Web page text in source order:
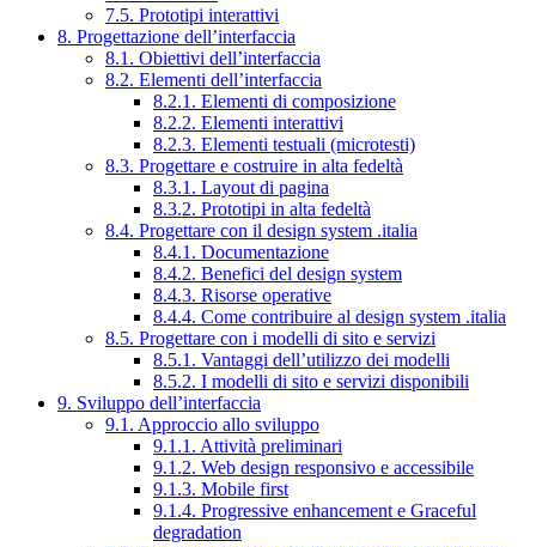
7.5. Prototipi interattivi
8. Progettazione dell’interfaccia
8.1. Obiettivi dell’interfaccia
8.2. Elementi dell’interfaccia
8.2.1. Elementi di composizione
8.2.2. Elementi interattivi
8.2.3. Elementi testuali (microtesti)
8.3. Progettare e costruire in alta fedeltà
8.3.1. Layout di pagina
8.3.2. Prototipi in alta fedeltà
8.4. Progettare con il design system .italia
8.4.1. Documentazione
8.4.2. Benefici del design system
8.4.3. Risorse operative
8.4.4. Come contribuire al design system .italia
8.5. Progettare con i modelli di sito e servizi
8.5.1. Vantaggi dell’utilizzo dei modelli
8.5.2. I modelli di sito e servizi disponibili
9. Sviluppo dell’interfaccia
9.1. Approccio allo sviluppo
9.1.1. Attività preliminari
9.1.2. Web design responsivo e accessibile
9.1.3. Mobile first
9.1.4. Progressive enhancement e Graceful
degradation